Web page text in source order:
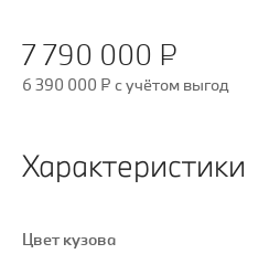
7 790 000 ₽
6 390 000 ₽ c учётом выгод
Характеристики
Цвет кузова